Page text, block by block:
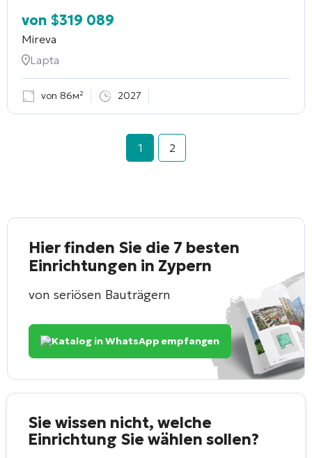
von $319 089
Mireva
Lapta
von 86м² 2027
1 2
Hier finden Sie die 7 besten
Einrichtungen in Zypern
von seriösen Bauträgern
Katalog in WhatsApp empfangen
Sie wissen nicht, welche
Einrichtung Sie wählen sollen?